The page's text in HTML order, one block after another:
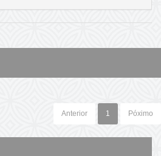
Anterior 1 Póximo